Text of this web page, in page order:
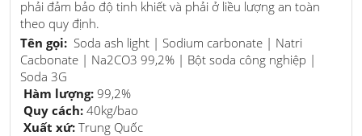
phải đảm bảo độ tinh khiết và phải ở liều lượng an toàn
theo quy định.
Tên gọi: Soda ash light | Sodium carbonate | Natri
Cacbonate | Na2CO3 99,2% | Bột soda công nghiệp |
Soda 3G
Hàm lượng: 99,2%
Quy cách: 40kg/bao
Xuất xứ: Trung Quốc